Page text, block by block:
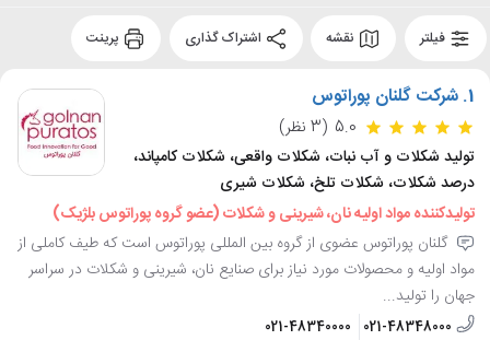
فیلتر نقشه
1. شرکت گلنان پوراتوس
5.0 (3 نظر)
تولید شکلات و آب نبات، شکلات واقعی، شکلات کامپاند،
درصد شکلات، شکلات تلخ، شکلات شیری
تولیدکننده مواد اولیه نان، شیرینی و شکلات (عضو گروه پوراتوس بلژیک)
گلنان پوراتوس عضوی از گروه بین المللی پوراتوس است که طیف کاملی از
مواد اولیه و محصولات مورد نیاز برای صنایع نان، شیرینی و شکلات در سراسر
جهان را تولید...
021-48348000
021-48340000